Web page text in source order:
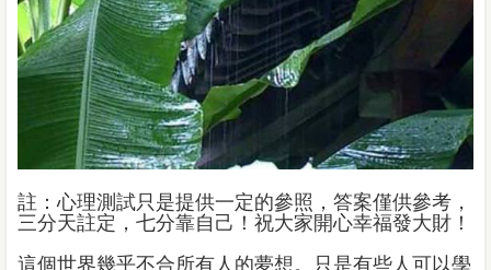
註：心理測試只是提供一定的參照，答案僅供參考，
三分天註定，七分靠自己！祝大家開心幸福發大財！
這個世界幾乎不合所有人的夢想。只是有些人可以學